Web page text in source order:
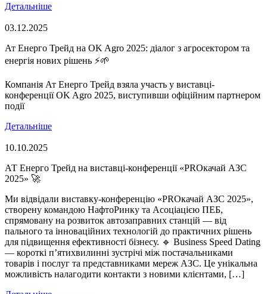
Детальніше
03.12.2025
Ат Енерго Трейд на OK Agro 2025: діалог з агросектором та
енергія нових рішень ⚡🌱
Компанія Ат Енерго Трейд взяла участь у виставці-
конференції OK Agro 2025, виступивши офіційним партнером
події
Детальніше
10.10.2025
АТ Енерго Трейд на виставці-конференції «PROкачай АЗС
2025» 🚀
Ми відвідали виставку-конференцію «PROкачай АЗС 2025»,
створену командою НафтоРинку та Асоціацією ПЕБ,
спрямовану на розвиток автозаправних станцій — від
пального та інноваційних технологій до практичних рішень
для підвищення ефективності бізнесу. 🔹 Business Speed Dating
— короткі п’ятихвилинні зустрічі між постачальниками
товарів і послуг та представниками мереж АЗС. Це унікальна
можливість налагодити контакти з новими клієнтами, […]